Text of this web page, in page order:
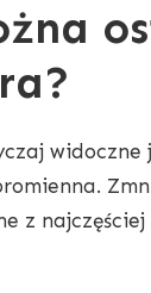
z najczęściej